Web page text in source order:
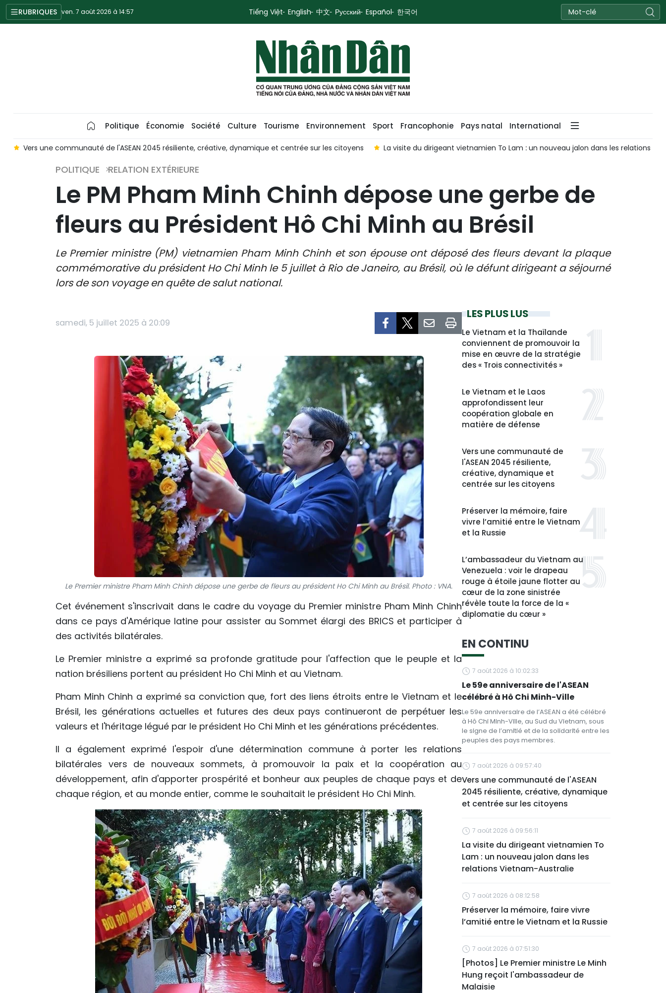
RUBRIQUES ven. 7 août 2026 à 14:57 Tiếng Việt English 中文 Русский Español 한국어
Politique Économie Société Culture Tourisme Environnement Sport Francophonie Pays natal International
Vers une communauté de l'ASEAN 2045 résiliente, créative, dynamique et centrée sur les citoyens La visite du dirigeant vietnamien To Lam : un nouveau jalon dans les relations
POLITIQUE RELATION EXTÉRIEURE
Le PM Pham Minh Chinh dépose une gerbe de
fleurs au Président Hô Chi Minh au Brésil
Le Premier ministre (PM) vietnamien Pham Minh Chinh et son épouse ont déposé des fleurs devant la plaque
commémorative du président Ho Chi Minh le 5 juillet à Rio de Janeiro, au Brésil, où le défunt dirigeant a séjourné
lors de son voyage en quête de salut national.
samedi, 5 juillet 2025 à 20:09
Le Premier ministre Pham Minh Chinh dépose une gerbe de fleurs au président Ho Chi Minh au Brésil. Photo : VNA.
Cet événement s'inscrivait dans le cadre du voyage du Premier ministre Pham Minh Chinh
dans ce pays d'Amérique latine pour assister au Sommet élargi des BRICS et participer à
des activités bilatérales.
Le Premier ministre a exprimé sa profonde gratitude pour l'affection que le peuple et la
nation brésiliens portent au président Ho Chi Minh et au Vietnam.
Pham Minh Chinh a exprimé sa conviction que, fort des liens étroits entre le Vietnam et le
Brésil, les générations actuelles et futures des deux pays continueront de perpétuer les
valeurs et l'héritage légué par le président Ho Chi Minh et les générations précédentes.
Il a également exprimé l'espoir d'une détermination commune à porter les relations
bilatérales vers de nouveaux sommets, à promouvoir la paix et la coopération au
développement, afin d'apporter prospérité et bonheur aux peuples de chaque pays et de
chaque région, et au monde entier, comme le souhaitait le président Ho Chi Minh.
LES PLUS LUS
Le Vietnam et la Thaïlande
conviennent de promouvoir la
mise en œuvre de la stratégie
des « Trois connectivités »
Le Vietnam et le Laos
approfondissent leur
coopération globale en
matière de défense
Vers une communauté de
l'ASEAN 2045 résiliente,
créative, dynamique et
centrée sur les citoyens
Préserver la mémoire, faire
vivre l’amitié entre le Vietnam
et la Russie
L’ambassadeur du Vietnam au
Venezuela : voir le drapeau
rouge à étoile jaune flotter au
cœur de la zone sinistrée
révèle toute la force de la «
diplomatie du cœur »
EN CONTINU
7 août 2026 à 10:02:33
Le 59e anniversaire de l'ASEAN
célébré à Hô Chi Minh-Ville
Le 59e anniversaire de l’ASEAN a été célébré
à Hô Chi Minh-Ville, au Sud du Vietnam, sous
le signe de l’amitié et de la solidarité entre les
peuples des pays membres.
7 août 2026 à 09:57:40
Vers une communauté de l'ASEAN
2045 résiliente, créative, dynamique
et centrée sur les citoyens
7 août 2026 à 09:56:11
La visite du dirigeant vietnamien To
Lam : un nouveau jalon dans les
relations Vietnam-Australie
7 août 2026 à 08:12:58
Préserver la mémoire, faire vivre
l’amitié entre le Vietnam et la Russie
7 août 2026 à 07:51:30
[Photos] Le Premier ministre Le Minh
Hung reçoit l'ambassadeur de
Malaisie